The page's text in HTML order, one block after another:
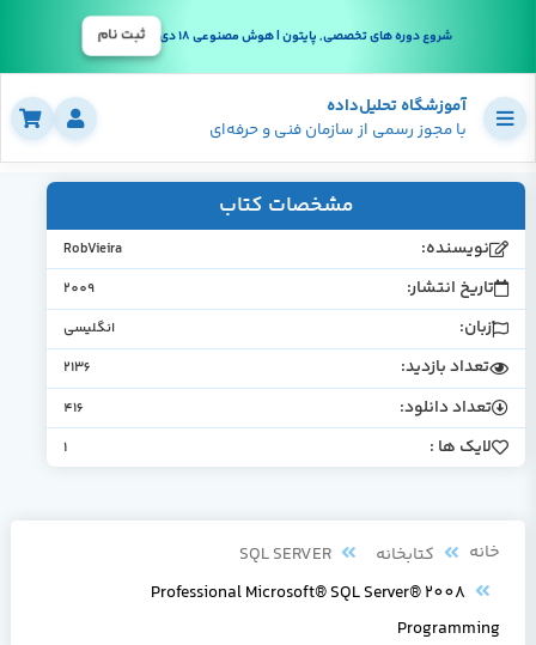
شروع دوره های تخصصی, پایتون | هوش مصنوعی 18 دی ثبت نام
آموزشگاه تحلیل‌داده
با مجوز رسمی از سازمان فنی و حرفه‌ای
مشخصات کتاب
نویسنده: RobVieira
تاریخ انتشار: 2009
زبان: انگلیسی
تعداد بازدید: 2136
تعداد دانلود: 416
لایک ها : 1
خانه کتابخانه
SQL SERVER
Professional Microsoft® SQL Server® 2008
Programming